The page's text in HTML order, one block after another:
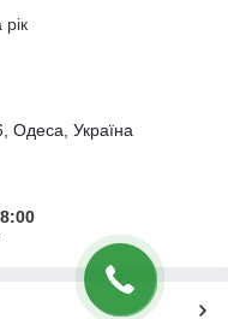
Одеса, Україна